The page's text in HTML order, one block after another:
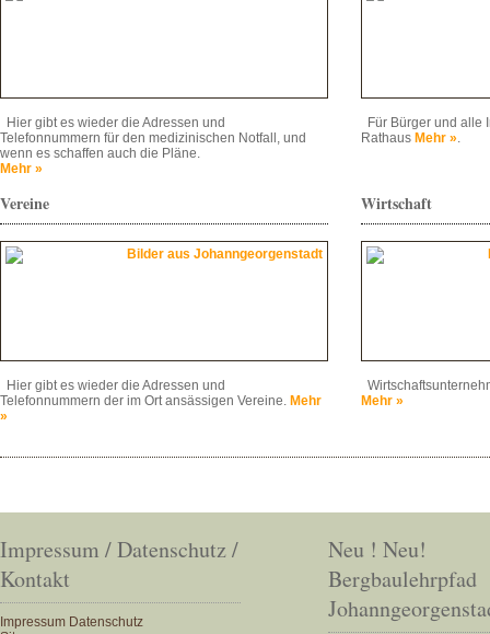
Hier gibt es wieder die Adressen und
Telefonnummern für den medizinischen Notfall, und
wenn es schaffen auch die Pläne.
Mehr »
Für Bürger und alle
Rathaus Mehr ».
Vereine
Hier gibt es wieder die Adressen und
Telefonnummern der im Ort ansässigen Vereine. Mehr
»
Wirtschaft
Mehr »
Neu ! Neu!
Bergbaulehrpfad
Impressum / Datenschutz /
Kontakt
Impressum Datenschutz